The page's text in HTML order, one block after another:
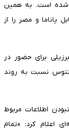
شده است. به همین
پاناما و مصر را از
برای حضور در
سانتوس نسبت به روند
اطلاعات مربوط
اعلام کرد: «تمام